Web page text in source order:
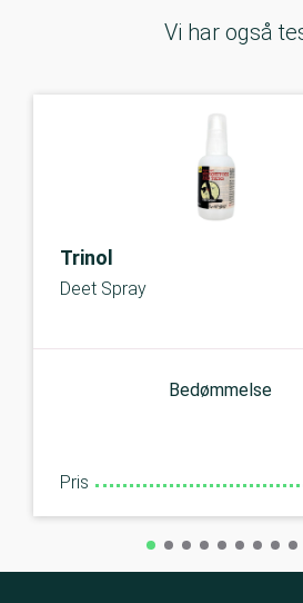
Vi har også
Trinol
Deet Spray
Bedømmelse
Pris